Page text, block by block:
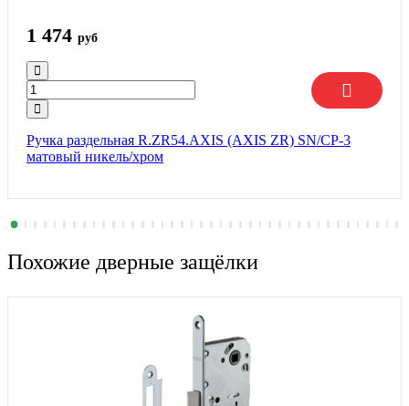
1 474 руб
Ручка раздельная R.ZR54.AXIS (AXIS ZR) SN/CP-3
матовый никель/хром
Похожие дверные защёлки